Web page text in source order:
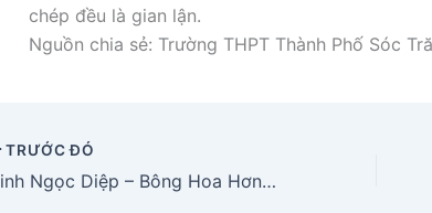
chép đều là gian lận.
Nguồn chia sẻ: Trường THPT Thành Phố Sóc
TRƯỚC ĐÓ
Đinh Ngọc Diệp – Bông Hoa Hơn Một Thập Kỷ Vẫn Còn Tỏa Hương